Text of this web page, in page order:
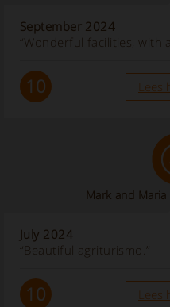
September 2024
“Wonderful facilities, with
10 Lees
Mark and Maria
July 2024
“Beautiful agriturismo.”
10 Lees